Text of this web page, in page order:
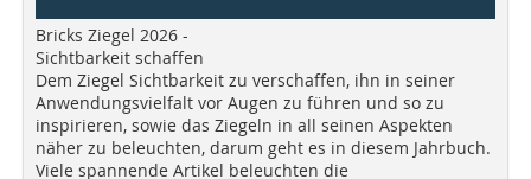
Bricks Ziegel 2026 -
Sichtbarkeit schaffen
Dem Ziegel Sichtbarkeit zu verschaffen, ihn in seiner
Anwendungsvielfalt vor Augen zu führen und so zu
inspirieren, sowie das Ziegeln in all seinen Aspekten
näher zu beleuchten, darum geht es in diesem Jahrbuch.
Viele spannende Artikel beleuchten die